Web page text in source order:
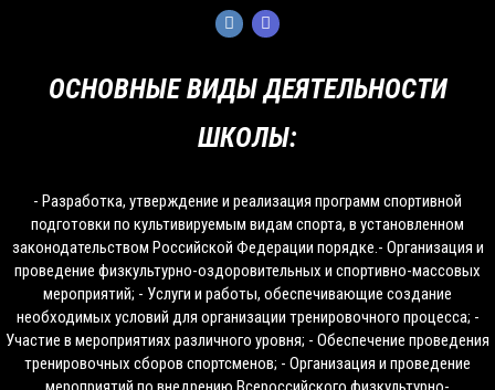
ОСНОВНЫЕ ВИДЫ ДЕЯТЕЛЬНОСТИ
ШКОЛЫ:
- Разработка, утверждение и реализация программ спортивной
подготовки по культивируемым видам спорта, в установленном
законодательством Российской Федерации порядке.- Организация и
проведение физкультурно-оздоровительных и спортивно-массовых
мероприятий; - Услуги и работы, обеспечивающие создание
необходимых условий для организации тренировочного процесса; -
Участие в мероприятиях различного уровня; - Обеспечение проведения
тренировочных сборов спортсменов; - Организация и проведение